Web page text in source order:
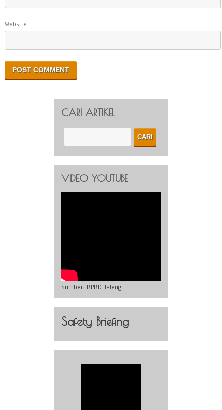
Website
CARI ARTIKEL
VIDEO YOUTUBE
Sumber: BPBD Jateng
Safety Briefing